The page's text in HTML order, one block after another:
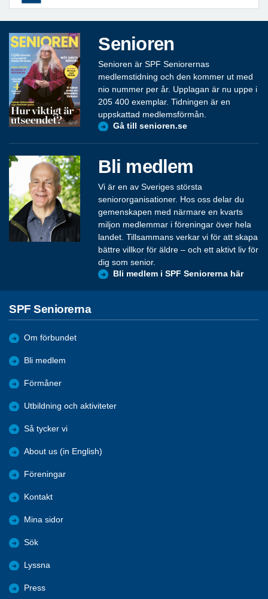
Senioren
Senioren är SPF Seniorernas
medlemstidning och den kommer ut med
nio nummer per år. Upplagan är nu uppe i
205 400 exemplar. Tidningen är en
uppskattad medlemsförmån.
Gå till senioren.se
Bli medlem
Vi är en av Sveriges största
seniororganisationer. Hos oss delar du
gemenskapen med närmare en kvarts
miljon medlemmar i föreningar över hela
landet. Tillsammans verkar vi för att skapa
bättre villkor för äldre – och ett aktivt liv för
dig som senior.
Bli medlem i SPF Seniorerna här
SPF Seniorerna
Om förbundet
Bli medlem
Förmåner
Utbildning och aktiviteter
Så tycker vi
About us (in English)
Föreningar
Kontakt
Mina sidor
Sök
Lyssna
Press